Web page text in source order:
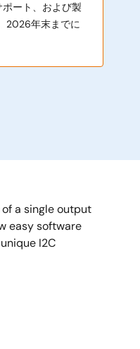
ート、および製
2026年末までに
a single output
easy software
I2C